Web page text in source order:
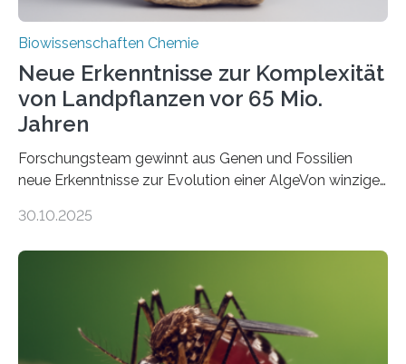
Biowissenschaften Chemie
Neue Erkenntnisse zur Komplexität
von Landpflanzen vor 65 Mio.
Jahren
Forschungsteam gewinnt aus Genen und Fossilien
neue Erkenntnisse zur Evolution einer AlgeVon winzigen
Landpflanzen zählen zu den komplexesten
Grünalgen, die vor Hunderten von Millionen Jahren
lebten. Unter den Vorfahren sticht eine Gruppe heraus,
die noch heute in der Natur vorkommt: die
Süßwasseralge Coleochaetophyceae. Einige Arten
30.10.2025